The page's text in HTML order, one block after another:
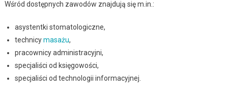
Wśród dostępnych zawodów znajdują się m.in.:
asystentki stomatologiczne,
technicymasażu,
pracownicy administracyjni,
specjaliści od księgowości,
specjaliści od technologii informacyjnej.